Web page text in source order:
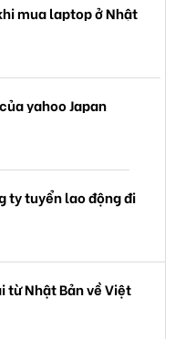
mua laptop ở Nhật
yahoo Japan
ty tuyển lao động đi
từ Nhật Bản về Việt